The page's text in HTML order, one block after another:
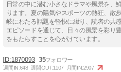
日常の中に潜む小さなドラマや風景を、
ります。夏の陽気やスポーツの熱狂、散
岐にわたる話題を軽快に綴り、読者の共
エピソードを通じて、日々の風景を彩り
をもたらすことを心がけています。
1870093 35
週間IN:648 週間OUT:1107 月間IN:2907